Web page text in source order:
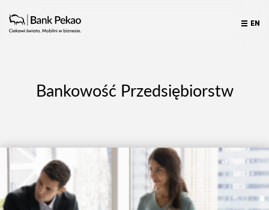
EN
Bankowość Przedsiębiorstw